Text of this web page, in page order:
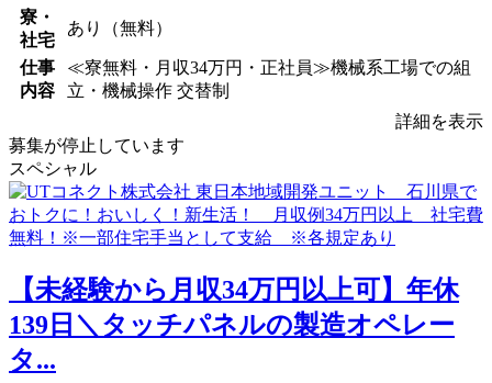
寮・
社宅
あり（無料）
仕事
内容
≪寮無料・月収34万円・正社員≫機械系工場での組
立・機械操作 交替制
詳細を表示
募集が停止しています
スペシャル
【未経験から月収34万円以上可】年休
139日＼タッチパネルの製造オペレー
タ...